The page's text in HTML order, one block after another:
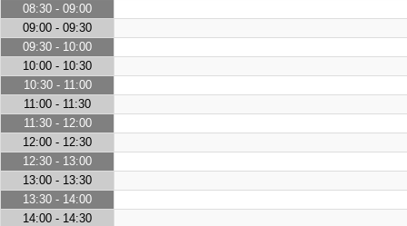
08:30 - 09:00
09:00 - 09:30
09:30 - 10:00
10:00 - 10:30
10:30 - 11:00
11:00 - 11:30
11:30 - 12:00
12:00 - 12:30
12:30 - 13:00
13:00 - 13:30
13:30 - 14:00
14:00 - 14:30